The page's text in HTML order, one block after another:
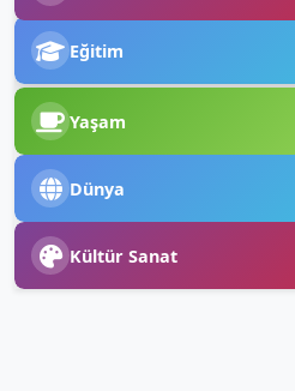
Eğitim
Yaşam
Dünya
Kültür Sanat